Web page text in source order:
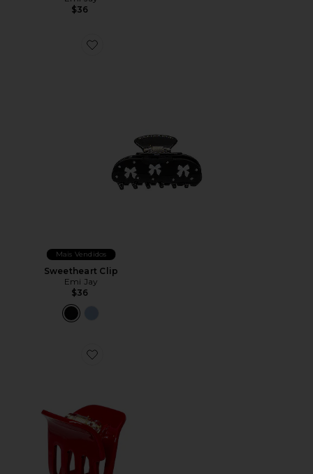
$36
Favorite Sweetheart Clip
Mais Vendidos
Sweetheart Clip
Emi Jay
$36
Favorite Petite Clip